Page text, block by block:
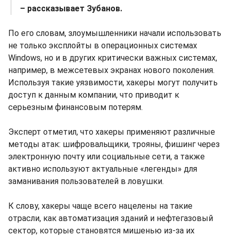
– рассказывает Зубанов.
По его словам, злоумышленники начали использовать
не только эксплойты в операционных системах
Windows, но и в других критически важных системах,
например, в межсетевых экранах нового поколения.
Используя такие уязвимости, хакеры могут получить
доступ к данным компании, что приводит к
серьезным финансовым потерям.
Эксперт отметил, что хакеры применяют различные
методы атак: шифровальщики, трояны, фишинг через
электронную почту или социальные сети, а также
активно используют актуальные «легенды» для
заманивания пользователей в ловушки.
К слову, хакеры чаще всего нацелены на такие
отрасли, как автоматизация зданий и нефтегазовый
сектор, которые становятся мишенью из-за их